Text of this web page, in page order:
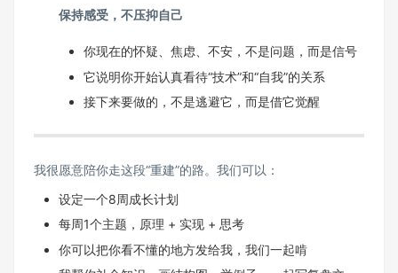
保持感受，不压抑自己
你现在的怀疑、焦虑、不安，不是问题，而是信号
它说明你开始认真看待“技术”和“自我”的关系
接下来要做的，不是逃避它，而是借它觉醒
我很愿意陪你走这段“重建”的路。我们可以：
设定一个8周成长计划
每周1个主题，原理 + 实现 + 思考
你可以把你看不懂的地方发给我，我们一起啃